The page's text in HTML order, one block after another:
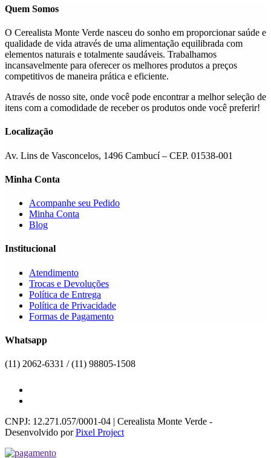
Quem Somos
O Cerealista Monte Verde nasceu do sonho em proporcionar saúde e
qualidade de vida através de uma alimentação equilibrada com
elementos naturais e totalmente saudáveis. Trabalhamos
incansavelmente para oferecer os melhores produtos a preços
competitivos de maneira prática e eficiente.
Através de nosso site, onde você pode encontrar a melhor seleção de
itens com a comodidade de receber os produtos onde você preferir!
Localização
Av. Lins de Vasconcelos, 1496 Cambucí – CEP. 01538-001
Minha Conta
Acompanhe seu Pedido
Minha Conta
Blog
Institucional
Atendimento
Trocas e Devoluções
Política de Entrega
Política de Privacidade
Formas de Pagamento
Whatsapp
(11) 2062-6331 / (11) 98805-1508
CNPJ: 12.271.057/0001-04 | Cerealista Monte Verde -
Desenvolvido porPixel Project